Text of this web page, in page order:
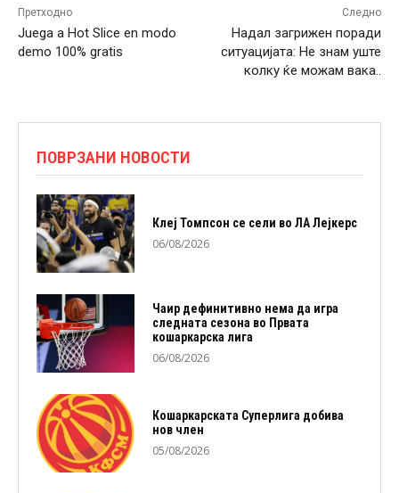
Претходно
Juega a Hot Slice en modo
demo 100% gratis
Следно
Надал загрижен поради
ситуацијата: Не знам уште
колку ќе можам вака..
ПОВРЗАНИ НОВОСТИ
Клеј Томпсон се сели во ЛА Лејкерс
06/08/2026
Чаир дефинитивно нема да игра
следната сезона во Првата
кошаркарска лига
06/08/2026
Кошаркарската Суперлига добива
нов член
05/08/2026